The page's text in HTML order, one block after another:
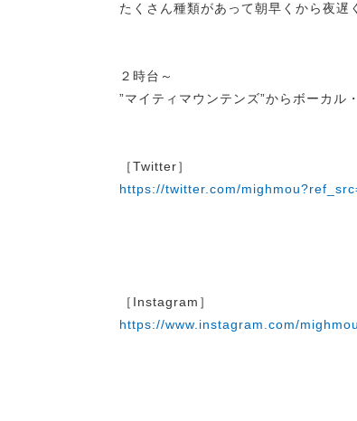
たくさん種類があって朝早くから夜遅
２時台～
”マイティマウンテンズ”からボーカル
［Twitter］
https://twitter.com/
［Instagram］
https://www.instagram.com/